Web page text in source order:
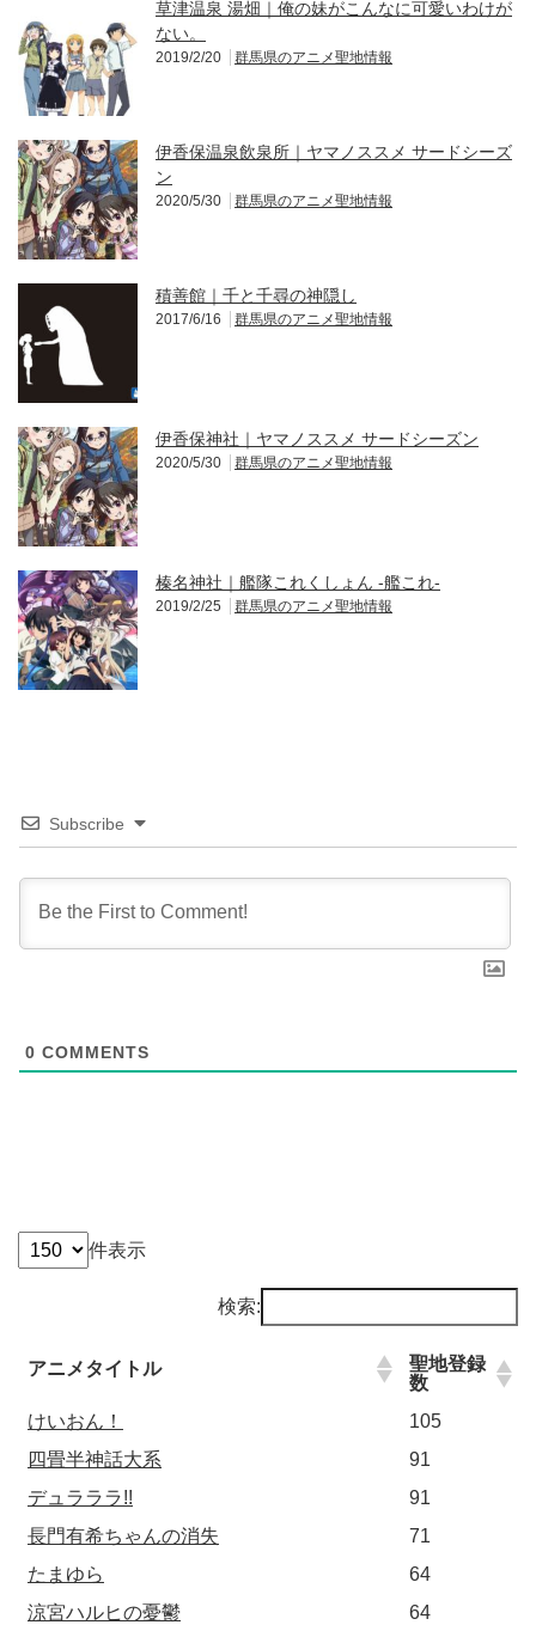
草津温泉 湯畑｜俺の妹がこんなに可愛いわけが
ない。
2019/2/20 群馬県のアニメ聖地情報
伊香保温泉飲泉所｜ヤマノススメ サードシーズ
ン
2020/5/30 群馬県のアニメ聖地情報
積善館｜千と千尋の神隠し
2017/6/16 群馬県のアニメ聖地情報
伊香保神社｜ヤマノススメ サードシーズン
2020/5/30 群馬県のアニメ聖地情報
榛名神社｜艦隊これくしょん -艦これ-
2019/2/25 群馬県のアニメ聖地情報
Subscribe
0 COMMENTS
件表示
検索:
アニメタイトル
聖地登録
数
けいおん！
105
四畳半神話大系
91
デュラララ!!
91
長門有希ちゃんの消失
71
たまゆら
64
涼宮ハルヒの憂鬱
64